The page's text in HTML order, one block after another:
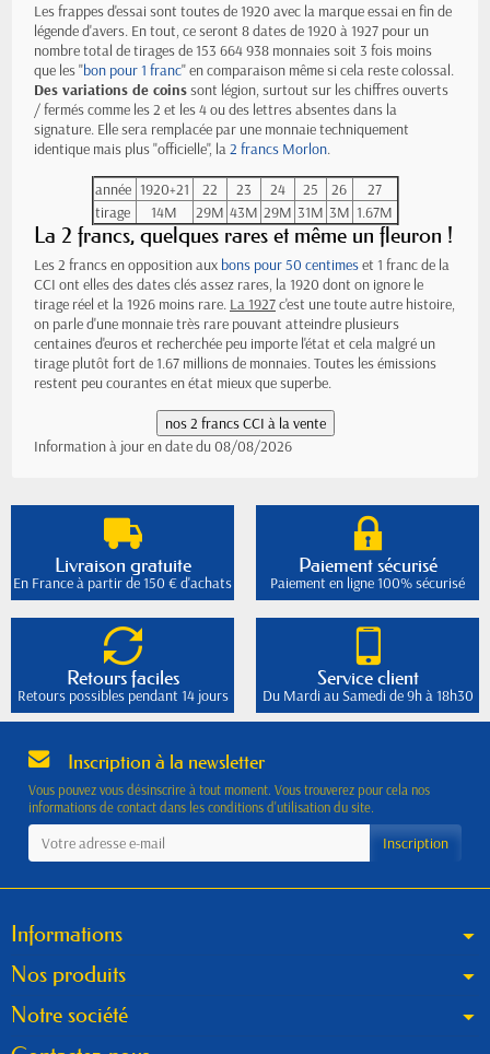
Les frappes d'essai sont toutes de 1920 avec la marque essai en fin de
légende d'avers. En tout, ce seront 8 dates de 1920 à 1927 pour un
nombre total de tirages de 153 664 938 monnaies soit 3 fois moins
que les "bon pour 1 franc" en comparaison même si cela reste colossal.
Des variations de coinssont légion, surtout sur les chiffres ouverts
/ fermés comme les 2 et les 4 ou des lettres absentes dans la
signature. Elle sera remplacée par une monnaie techniquement
identique mais plus "officielle", la2 francs Morlon.
année 1920+21 22 23 24 25 26
27
tirage
14M 29M 43M 29M 31M 3M 1.67M
La 2 francs, quelques rares et même un fleuron !
Les 2 francs en opposition aux bons pour 50 centimeset 1 franc de la
CCI ont elles des dates clés assez rares, la 1920 dont on ignore le
tirage réel et la 1926 moins rare. La 1927c'est une toute autre histoire,
on parle d'une monnaie très rare pouvant atteindre plusieurs
centaines d'euros et recherchée peu importe l'état et cela malgré un
tirage plutôt fort de 1.67 millions de monnaies. Toutes les émissions
restent peu courantes en état mieux que superbe.
Information à jour en date du 08/08/2026
Livraison gratuite
En France à partir de 150 € d'achats
Paiement sécurisé
Paiement en ligne 100% sécurisé
Retours faciles
Retours possibles pendant 14 jours
Service client
Du Mardi au Samedi de 9h à 18h30
Inscription à la newsletter
Vous pouvez vous désinscrire à tout moment. Vous trouverez pour cela nos
informations de contact dans les conditions d'utilisation du site.
Informations
Nos produits
Notre société